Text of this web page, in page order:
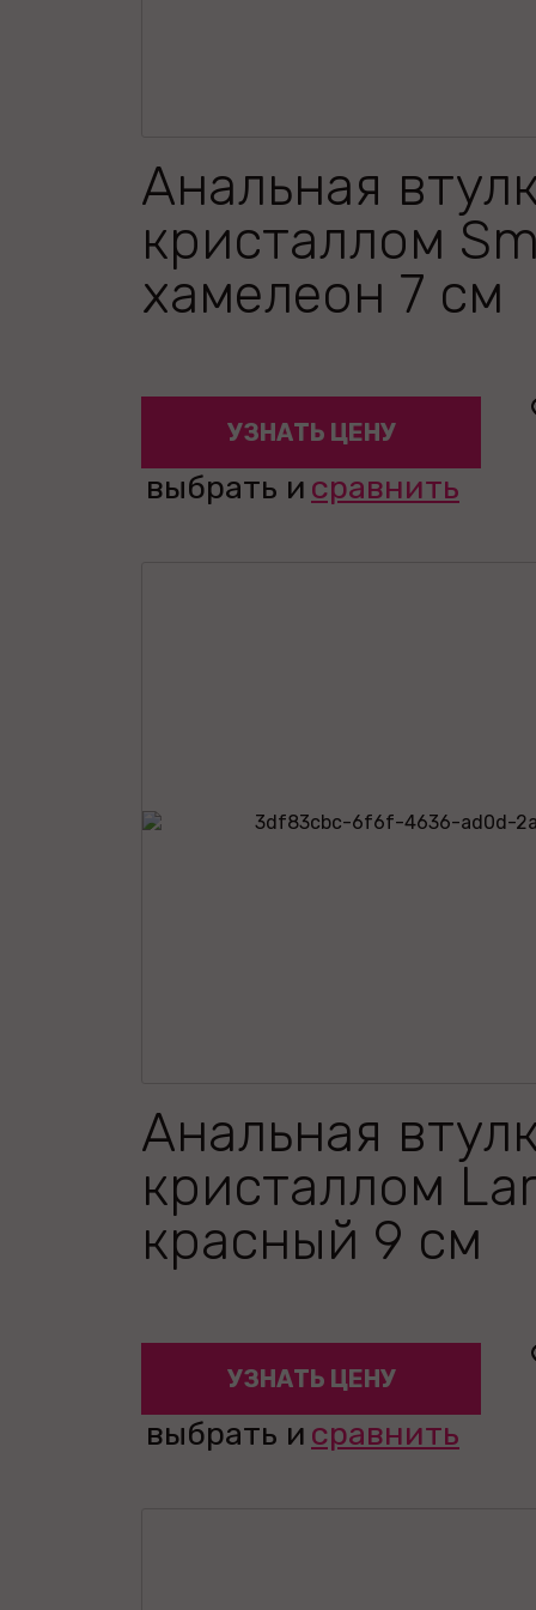
Анальная
кристаллом
хамелеон 7 см
УЗНАТЬ ЦЕНУ
выбрать и сравнить
Анальная
кристаллом
красный 9 см
УЗНАТЬ ЦЕНУ
выбрать и сравнить